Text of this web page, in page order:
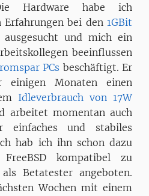
Hardware habe ich
Erfahrungen bei den 1GBit
ausgesucht und mich ein
beeinflussen
PCs beschäftigt. Er
Monaten einen
Idleverbrauch von 17W
arbeitet momentan auch
und stabiles
hab ich ihn schon dazu
kompatibel zu
Betatester angeboten.
Wochen mit einem